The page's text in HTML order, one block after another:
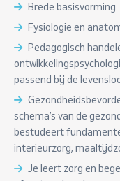
Brede basisvorming
Fysiologie en
Pedagogisch
passend bij de
schema’s van de
bestudeert
interieurzorg,
Je leert zorg en